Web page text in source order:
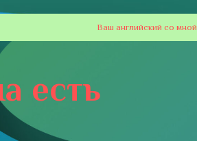
Ваш английский со мной
есть